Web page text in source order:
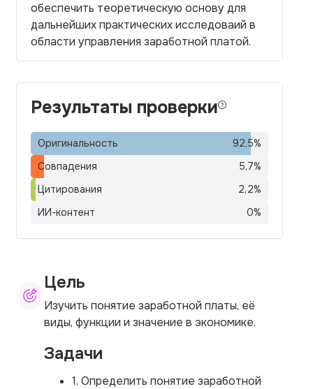
обеспечить теоретическую основу для
дальнейших практических исследоваий в
области управления заработной платой.
Результаты проверки
Оригинальность 92,5%
Совпадения
5,7%
Цитирования
2,2%
ИИ-контент
0%
Цель
Изучить понятие заработной платы, её
виды, функции и значение в экономике.
Задачи
1. Определить понятие заработной